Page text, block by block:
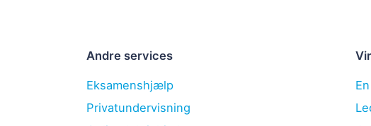
Andre services
Eksamenshjælp
Privatundervisning